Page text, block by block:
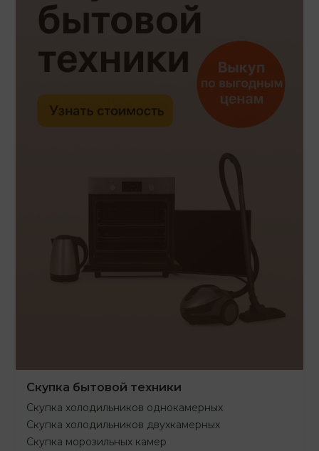
Скупка бытовой техники
Скупка холодильников однокамерных
Скупка холодильников двухкамерных
Скупка морозильных камер